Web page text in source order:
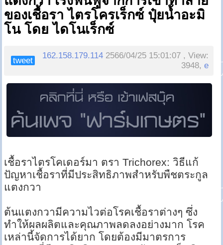
ของเชื้อรา ไตรโครเร็กซ์ ปุ๋ยน้ำอะมิ
โน โดย ไดโนเร็กซ์
tweet
162.158.179.114 2566/04/25 15:01:07 , View:
3948,e
เชื้อราไตรโคเดอร์มา ตรา Trichorex: วิธีแก้
ปัญหาเชื้อราที่มีประสิทธิภาพสำหรับพืชตระกูล
แตงกวา
ต้นแตงกวามีความไวต่อโรคเชื้อราต่างๆ ซึ่ง
ทำให้ผลผลิตและคุณภาพลดลงอย่างมาก โรค
เหล่านี้จัดการได้ยาก โดยต้องมีมาตรการ